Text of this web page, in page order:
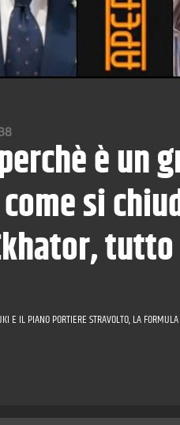
è un
si
E IL PIANO PORTIERE STRAVOLTO, LA